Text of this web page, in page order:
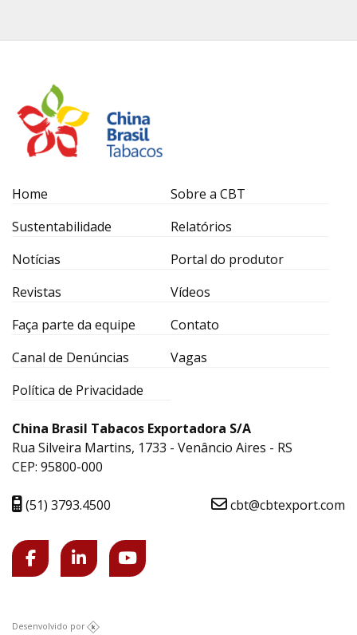
Home
Sobre a CBT
Sustentabilidade
Relatórios
Notícias
Portal do produtor
Revistas
Vídeos
Faça parte da equipe
Contato
Canal de Denúncias
Vagas
Política de Privacidade
China Brasil Tabacos Exportadora S/A
Rua Silveira Martins, 1733 - Venâncio Aires - RS
CEP: 95800-000
(51) 3793.4500 cbt@cbtexport.com
Desenvolvido por